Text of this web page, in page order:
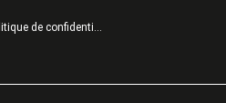
Politique de confidentialité